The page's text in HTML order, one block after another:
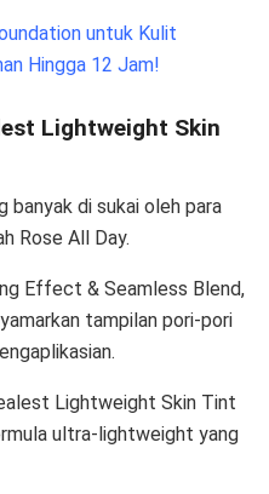
untuk Kulit
Hingga 12 Jam!
Lightweight Skin
banyak di sukai oleh para
Rose All Day.
Effect & Seamless Blend,
tampilan pori-pori
Lightweight Skin Tint
ultra-lightweight yang